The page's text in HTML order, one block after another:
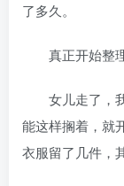
了多久。
真正开始整理
女儿走了，我
能这样搁着，就
衣服留了几件，